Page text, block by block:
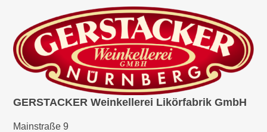
GERSTACKER Weinkellerei Likörfabrik GmbH
Mainstraße 9